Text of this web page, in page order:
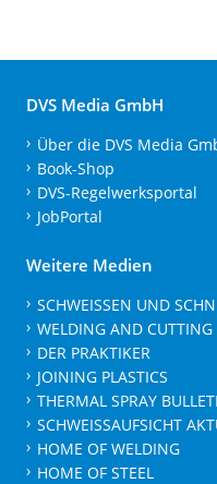
DVS Media GmbH
Über die DVS Media
Book-Shop
DVS-Regelwerksportal
JobPortal
Weitere Medien
SCHWEISSEN UND
WELDING AND CUTTING
DER PRAKTIKER
JOINING PLASTICS
THERMAL SPRAY
SCHWEISSAUFSICHT
HOME OF WELDING
HOME OF STEEL